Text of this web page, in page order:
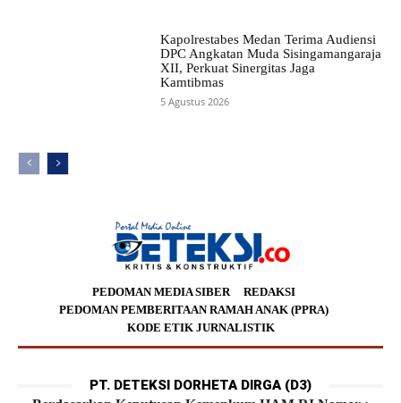
Kapolrestabes Medan Terima Audiensi
DPC Angkatan Muda Sisingamangaraja
XII, Perkuat Sinergitas Jaga
Kamtibmas
5 Agustus 2026
PEDOMAN MEDIA SIBER
REDAKSI
PEDOMAN PEMBERITAAN RAMAH ANAK (PPRA)
KODE ETIK JURNALISTIK
PT. DETEKSI DORHETA DIRGA (D3)